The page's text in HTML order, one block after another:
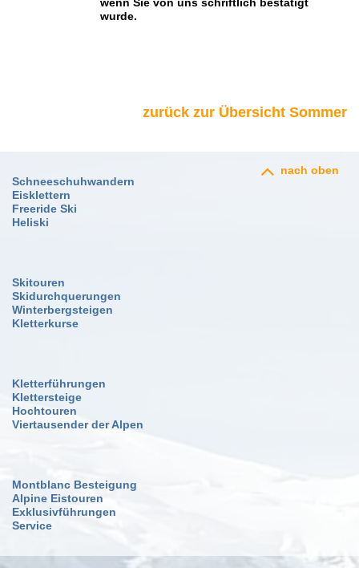
wurde.
zurück zur Übersicht Sommer
nach oben
Schneeschuhwandern
Eisklettern
Freeride Ski
Heliski
Skitouren
Skidurchquerungen
Winterbergsteigen
Kletterkurse
Kletterführungen
Klettersteige
Hochtouren
Viertausender der Alpen
Montblanc Besteigung
Alpine Eistouren
Exklusivführungen
Service